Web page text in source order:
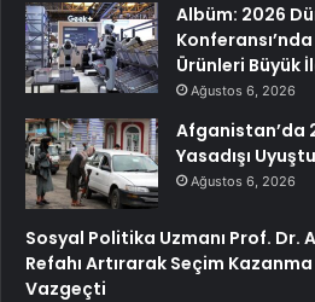
Albüm: 2026
Ürünleri Büyük
Ağustos 6, 2026
Afganistan’da
Yasadışı
Ağustos 6, 2026
Sosyal Politika Uzmanı Prof. Dr.
Refahı Artırarak Seçim
Vazgeçti